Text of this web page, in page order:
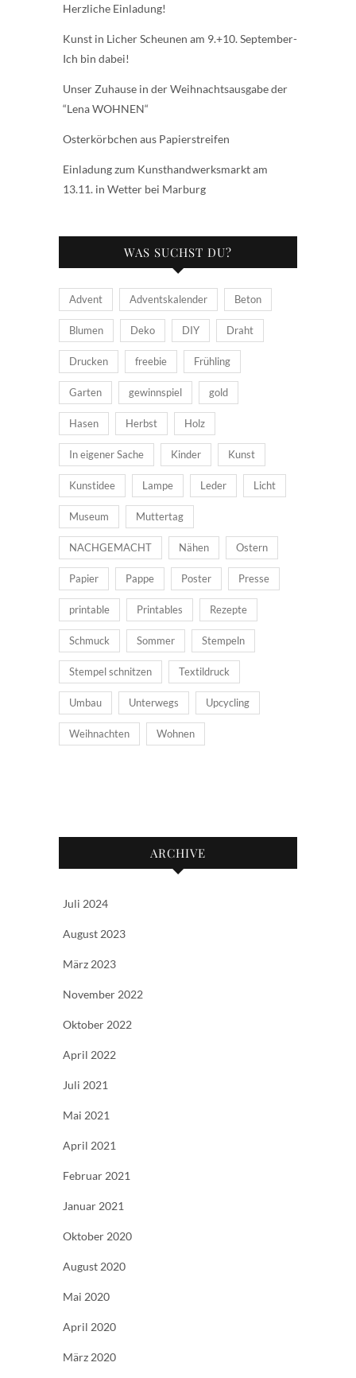
Herzliche Einladung!
Kunst in Licher Scheunen am 9.+10. September-
Ich bin dabei!
Unser Zuhause in der Weihnachtsausgabe der
“Lena WOHNEN“
Osterkörbchen aus Papierstreifen
Einladung zum Kunsthandwerksmarkt am
13.11. in Wetter bei Marburg
WAS SUCHST DU?
Advent Adventskalender Beton
Blumen Deko DIY Draht
Drucken freebie Frühling
Garten gewinnspiel gold
Hasen Herbst Holz
In eigener Sache Kinder Kunst
Kunstidee Lampe Leder Licht
Museum Muttertag
NACHGEMACHT Nähen Ostern
Papier Pappe Poster Presse
printable Printables Rezepte
Schmuck Sommer Stempeln
Stempel schnitzen Textildruck
Umbau Unterwegs Upcycling
Weihnachten Wohnen
ARCHIVE
Juli 2024
August 2023
März 2023
November 2022
Oktober 2022
April 2022
Juli 2021
Mai 2021
April 2021
Februar 2021
Januar 2021
Oktober 2020
August 2020
Mai 2020
April 2020
März 2020